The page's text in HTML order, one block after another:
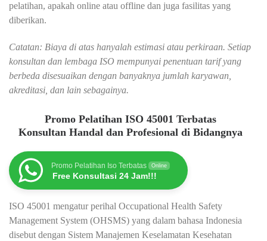
pelatihan, apakah online atau offline dan juga fasilitas yang
diberikan.
Catatan: Biaya di atas hanyalah estimasi atau perkiraan. Setiap
konsultan dan lembaga ISO mempunyai penentuan tarif yang
berbeda disesuaikan dengan banyaknya jumlah karyawan,
akreditasi, dan lain sebagainya.
Promo Pelatihan ISO 45001 Terbatas
Konsultan Handal dan Profesional di Bidangnya
Promo Pelatihan Iso Terbatas Online
Free Konsultasi 24 Jam!!!
ISO 45001 mengatur perihal Occupational Health Safety
Management System (OHSMS) yang dalam bahasa Indonesia
disebut dengan Sistem Manajemen Keselamatan Kesehatan